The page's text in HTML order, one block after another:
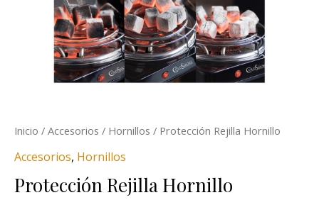
Inicio / Accesorios / Hornillos / Protección Rejilla Hornillo
Accesorios, Hornillos
Protección Rejilla Hornillo